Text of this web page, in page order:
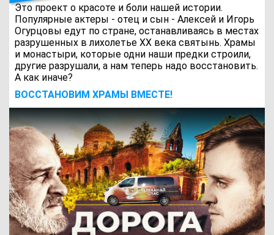
Это проект о красоте и боли нашей истории.
Популярные актеры - отец и сын - Алексей и Игорь
Огурцовы едут по стране, останавливаясь в местах
разрушенных в лихолетье ХХ века святынь. Храмы
и монастыри, которые одни наши предки строили,
другие разрушали, а нам теперь надо восстановить.
А как иначе?
ВОCСТАНОВИМ ХРАМЫ ВМЕСТЕ!